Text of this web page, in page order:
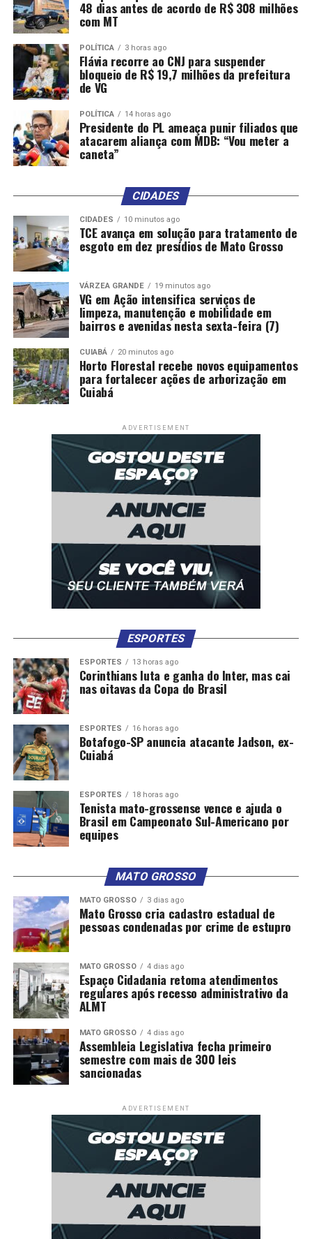
48 dias antes de acordo de R$ 308 milhões
com MT
POLÍTICA 3 horas ago
Flávia recorre ao CNJ para suspender
bloqueio de R$ 19,7 milhões da prefeitura
de VG
POLÍTICA 14 horas ago
Presidente do PL ameaça punir filiados que
atacarem aliança com MDB: “Vou meter a
caneta”
CIDADES
CIDADES 10 minutos ago
TCE avança em solução para tratamento de
esgoto em dez presídios de Mato Grosso
VÁRZEA GRANDE 19 minutos ago
VG em Ação intensifica serviços de
limpeza, manutenção e mobilidade em
bairros e avenidas nesta sexta-feira (7)
CUIABÁ 20 minutos ago
Horto Florestal recebe novos equipamentos
para fortalecer ações de arborização em
Cuiabá
ADVERTISEMENT
ESPORTES
ESPORTES 13 horas ago
Corinthians luta e ganha do Inter, mas cai
nas oitavas da Copa do Brasil
ESPORTES 16 horas ago
Botafogo-SP anuncia atacante Jadson, ex-
Cuiabá
ESPORTES 18 horas ago
Tenista mato-grossense vence e ajuda o
Brasil em Campeonato Sul-Americano por
equipes
MATO GROSSO
MATO GROSSO 3 dias ago
Mato Grosso cria cadastro estadual de
pessoas condenadas por crime de estupro
MATO GROSSO 4 dias ago
Espaço Cidadania retoma atendimentos
regulares após recesso administrativo da
ALMT
MATO GROSSO 4 dias ago
Assembleia Legislativa fecha primeiro
semestre com mais de 300 leis
sancionadas
ADVERTISEMENT